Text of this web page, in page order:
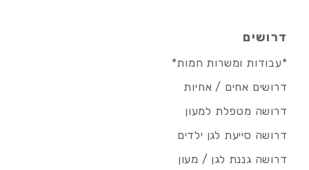
דרושים
*עבודות ומשרות חמות*
דרושים אחים / אחיות
דרושה מטפלת למעון
דרושה סייעת לגן ילדים
דרושה גננת לגן / מעון